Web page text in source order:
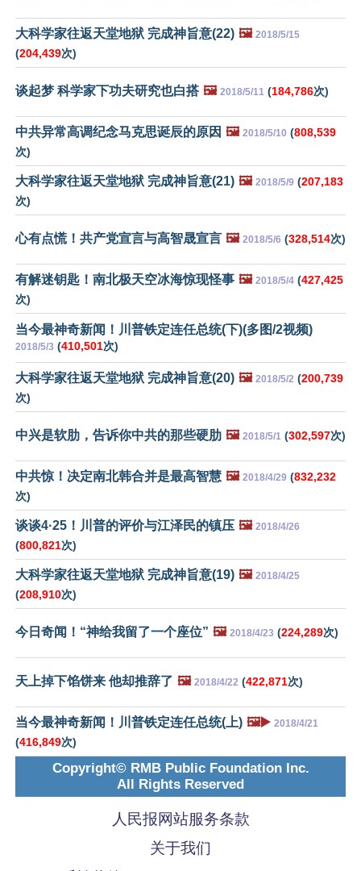
大科学家往返天堂地狱 完成神旨意(22) 🖼️ 2018/5/15
(204,439次)
谈起梦 科学家下功夫研究也白搭 🖼️ 2018/5/11 (184,786次)
中共异常高调纪念马克思诞辰的原因 🖼️ 2018/5/10 (808,539
次)
大科学家往返天堂地狱 完成神旨意(21) 🖼️ 2018/5/9 (207,183
次)
心有点慌！共产党宣言与高智晟宣言 🖼️ 2018/5/6 (328,514次)
有解迷钥匙！南北极天空冰海惊现怪事 🖼️ 2018/5/4 (427,425
次)
当今最神奇新闻！川普铁定连任总统(下)(多图/2视频)
2018/5/3 (410,501次)
大科学家往返天堂地狱 完成神旨意(20) 🖼️ 2018/5/2 (200,739
次)
中兴是软肋，告诉你中共的那些硬肋 🖼️ 2018/5/1 (302,597次)
中共惊！决定南北韩合并是最高智慧 🖼️ 2018/4/29 (832,232
次)
谈谈4·25！川普的评价与江泽民的镇压 🖼️ 2018/4/26
(800,821次)
大科学家往返天堂地狱 完成神旨意(19) 🖼️ 2018/4/25
(208,910次)
今日奇闻！“神给我留了一个座位” 🖼️ 2018/4/23 (224,289次)
天上掉下馅饼来 他却推辞了 🖼️ 2018/4/22 (422,871次)
当今最神奇新闻！川普铁定连任总统(上) 🖼️▶️ 2018/4/21
(416,849次)
Copyright© RMB Public Foundation Inc.
All Rights Reserved
人民报网站服务条款
关于我们